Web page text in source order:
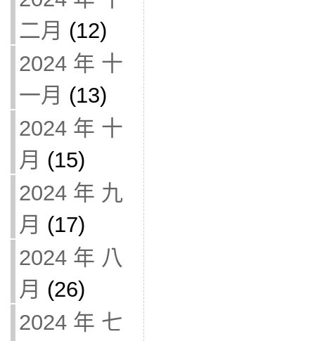
二月 (12)
2024 年 十
一月 (13)
2024 年 十
月 (15)
2024 年 九
月 (17)
2024 年 八
月 (26)
2024 年 七